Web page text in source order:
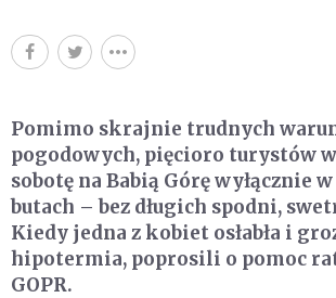
Pomimo skrajnie trudnych
pogodowych, pięcioro turystów
sobotę na Babią Górę wyłącznie
butach – bez długich spodni,
Kiedy jedna z kobiet osłabła i
hipotermia, poprosili o pomoc
GOPR.